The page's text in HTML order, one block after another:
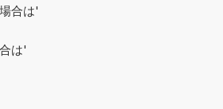
合は'
は'